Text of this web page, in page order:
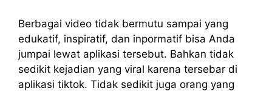
Berbagai video tidak bermutu sampai yang
edukatif, inspiratif, dan inpormatif bisa Anda
jumpai lewat aplikasi tersebut. Bahkan tidak
sedikit kejadian yang viral karena tersebar di
aplikasi tiktok. Tidak sedikit juga orang yang